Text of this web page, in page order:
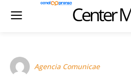
Center
Agencia Comunicae